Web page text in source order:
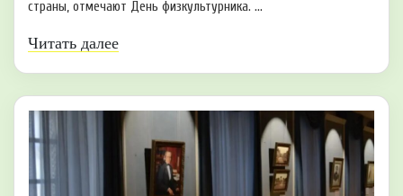
страны, отмечают День физкультурника. ...
Читать далее